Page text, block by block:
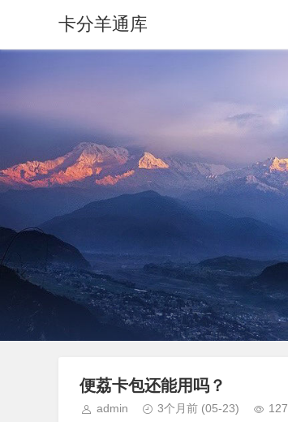
卡分羊通库
便荔卡包还能用吗？
admin 3个月前 (05-23) 127